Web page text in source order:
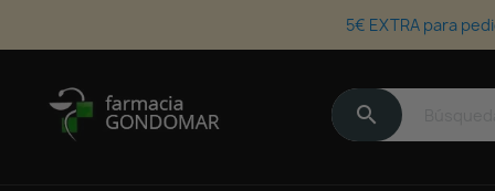
5€ EXTRA para
search